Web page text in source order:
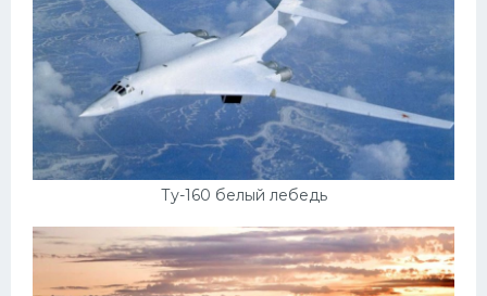
Ту-160 белый лебедь